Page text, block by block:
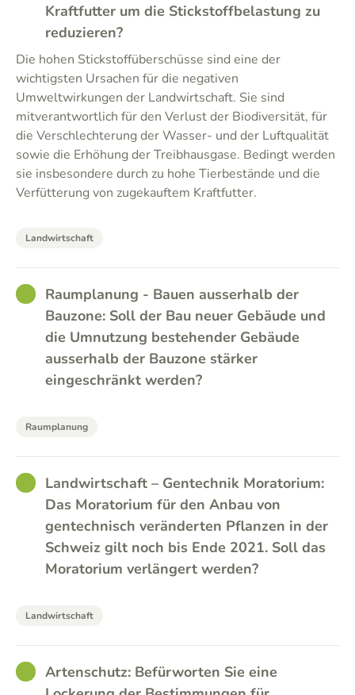
Kraftfutter um die Stickstoffbelastung zu
reduzieren?
Die hohen Stickstoffüberschüsse sind eine der
wichtigsten Ursachen für die negativen
Umweltwirkungen der Landwirtschaft. Sie sind
mitverantwortlich für den Verlust der Biodiversität, für
die Verschlechterung der Wasser- und der Luftqualität
sowie die Erhöhung der Treibhausgase. Bedingt werden
sie insbesondere durch zu hohe Tierbestände und die
Verfütterung von zugekauftem Kraftfutter.
Landwirtschaft
GOODRaumplanung - Bauen ausserhalb der
Bauzone: Soll der Bau neuer Gebäude und
die Umnutzung bestehender Gebäude
ausserhalb der Bauzone stärker
eingeschränkt werden?
Raumplanung
GOODLandwirtschaft – Gentechnik Moratorium:
Das Moratorium für den Anbau von
gentechnisch veränderten Pflanzen in der
Schweiz gilt noch bis Ende 2021. Soll das
Moratorium verlängert werden?
Landwirtschaft
GOODArtenschutz: Befürworten Sie eine